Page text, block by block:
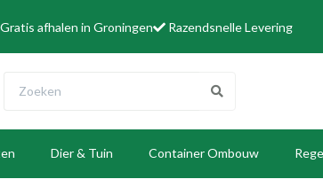
Gratis afhalen in Groningen Razendsnelle Levering
Dier & Tuin Container Ombouw